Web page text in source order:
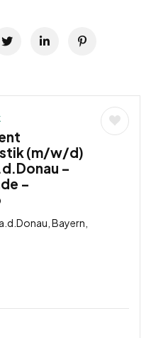
(m/w/d)
–
–
Bayern,